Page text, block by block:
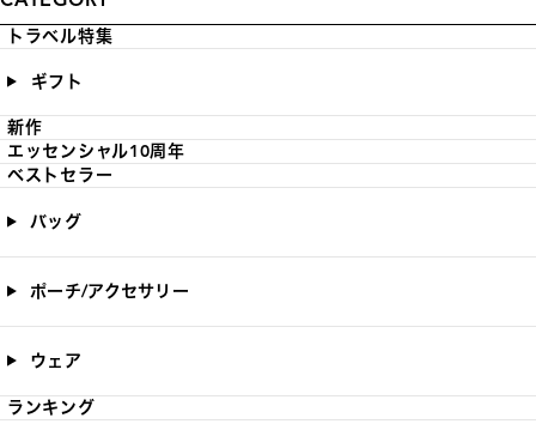
トラベル特集
ギフト
新作
エッセンシャル10周年
ベストセラー
バッグ
ポーチ/アクセサリー
ウェア
ランキング